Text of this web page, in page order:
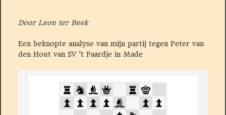
Door Leon ter Beek
Een beknopte analyse van mijn partij tegen Peter van
den Hout van SV ’t Paardje in Made